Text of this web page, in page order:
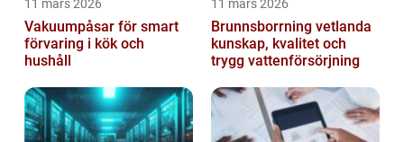
11 mars 2026
Vakuumpåsar för smart
förvaring i kök och
hushåll
11 mars 2026
Brunnsborrning vetlanda
kunskap, kvalitet och
trygg vattenförsörjning